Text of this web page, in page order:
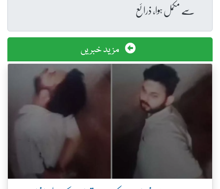
سے مکمل ہوا، ذرائع
مزید خبریں